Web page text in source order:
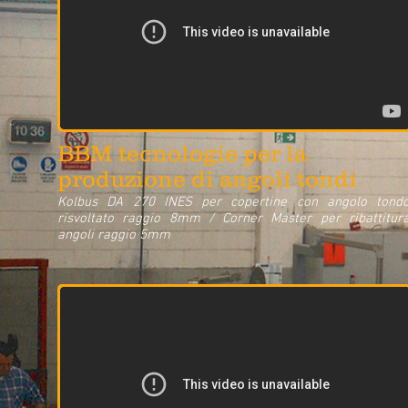
BBM tecnologie per la
produzione di angoli tondi
Kolbus DA 270 INES per copertine con angolo
risvoltato raggio 8mm / Corner Master per
angoli raggio 5mm